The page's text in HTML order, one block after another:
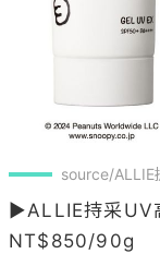
source/ALLIE
▶ALLIE持采UV
NT$850/90g